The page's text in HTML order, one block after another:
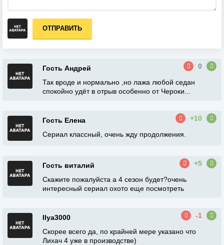
ОТПРАВИТЬ
Гость Андрей
0
Так вроде и нормально ,но лажа любой седан
спокойно удёт в отрыв особенно от Чероки...
Гость Елена
+10
Сериал классный, очень жду продолжения.
Гость виталий
+5
Скажите пожалуйста а 4 сезон будет?очень
интересный сериал охото еще посмотреть
Ilya3000
-1
Скорее всего да, по крайней мере указано что
Лихач 4 уже в производстве)